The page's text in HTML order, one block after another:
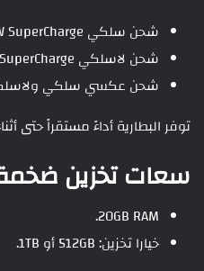
شحن سلكي 100W SuperCharge.
شحن لاسلكي 80W SuperCharge.
شحن عكسي سلكي ولاسلكي
توفر البطارية أداءً مستقراً حتى
سعات تخزين
20GB RAM.
خيارا تخزين: 512GB أو 1TB.